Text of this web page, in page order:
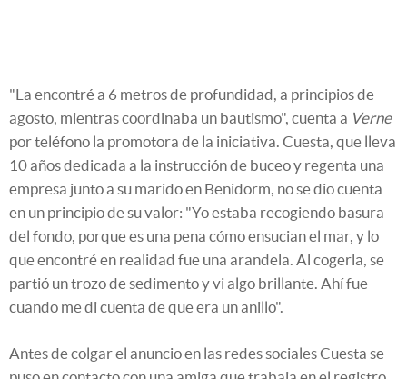
"La encontré a 6 metros de profundidad, a principios de
agosto, mientras coordinaba un bautismo", cuenta a Verne
por teléfono la promotora de la iniciativa. Cuesta, que lleva
10 años dedicada a la instrucción de buceo y regenta una
empresa junto a su marido en Benidorm, no se dio cuenta
en un principio de su valor: "Yo estaba recogiendo basura
del fondo, porque es una pena cómo ensucian el mar, y lo
que encontré en realidad fue una arandela. Al cogerla, se
partió un trozo de sedimento y vi algo brillante. Ahí fue
cuando me di cuenta de que era un anillo".
Antes de colgar el anuncio en las redes sociales Cuesta se